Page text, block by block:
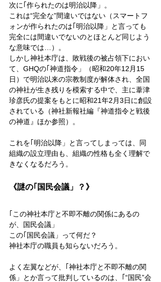
次に｢作られたのは明治以降」。
これは“完全な”間違いではない（スマートフ
ォンが作られたのは｢明治以降」と言っても
完全には間違いでないのとほとんど同じよう
な意味では…）。
しかし神社本庁は、敗戦後の被占領下におい
て、GHQの｢神道指令」（昭和20年12月15
日）で明治以来の宗教制度が解体され、全国
の神社が生き残りを模索する中で、主に葦津
珍彦氏の提案をもとに昭和21年2月3日に創設
されている（神社新報社編『神道指令と戦後
の神道』ほか参照）。
これを｢明治以降」と言ってしまっては、同
組織の設立理由も、組織の性格も全く理解で
きなくなるだろう。
《謎の｢国民会議」？》
｢この神社本庁と不即不離の関係にあるの
が、国民会議」
この｢国民会議」って何だ？
神社本庁の職員も知らないだろう。
よく左翼などが、｢神社本庁と不即不離の関
係」とか言って批判しているのは、｢“国民”会